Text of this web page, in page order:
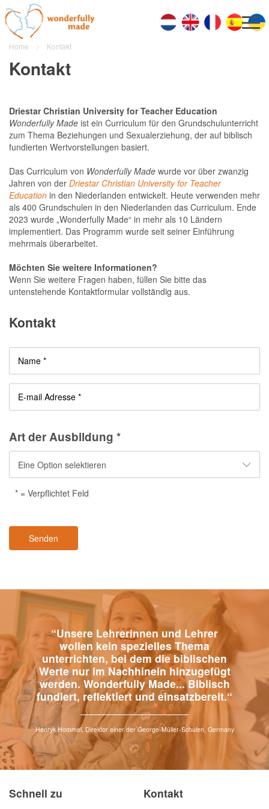
Home Kontakt
Kontakt
Driestar Christian University for Teacher Education
Wonderfully Made ist ein Curriculum für den Grundschulunterricht
zum Thema Beziehungen und Sexualerziehung, der auf biblisch
fundierten Wertvorstellungen basiert.
Das Curriculum von Wonderfully Made wurde vor über zwanzig
Jahren von der Driestar Christian University for Teacher
Education in den Niederlanden entwickelt. Heute verwenden mehr
als 400 Grundschulen in den Niederlanden das Curriculum. Ende
2023 wurde „Wonderfully Made“ in mehr als 10 Ländern
implementiert. Das Programm wurde seit seiner Einführung
mehrmals überarbeitet.
Möchten Sie weitere Informationen?
Wenn Sie weitere Fragen haben, füllen Sie bitte das
untenstehende Kontaktformular vollständig aus.
Kontakt
Name *
E-mail Adresse *
Art der Ausbildung *
Eine Option selektieren
* = Verpflichtet Feld
Senden
“Unsere Lehrerinnen und Lehrer
wollen kein spezielles Thema
unterrichten, bei dem die biblischen
Werte nur im Nachhinein hinzugefügt
werden. Wonderfully Made... Biblisch
fundiert, reflektiert und einsatzbereit.“
Henryk Hommel, Direktor einer der George-Müller-Schulen, Germany
Schnell zu Kontakt